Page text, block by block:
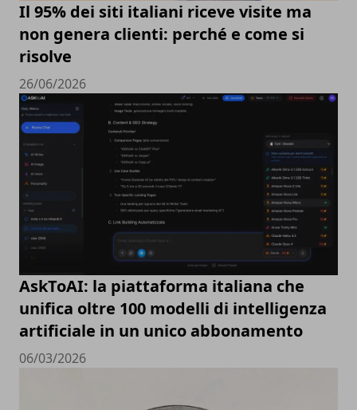
Il 95% dei siti italiani riceve visite ma
non genera clienti: perché e come si
risolve
26/06/2026
AskToAI: la piattaforma italiana che
unifica oltre 100 modelli di intelligenza
artificiale in un unico abbonamento
06/03/2026